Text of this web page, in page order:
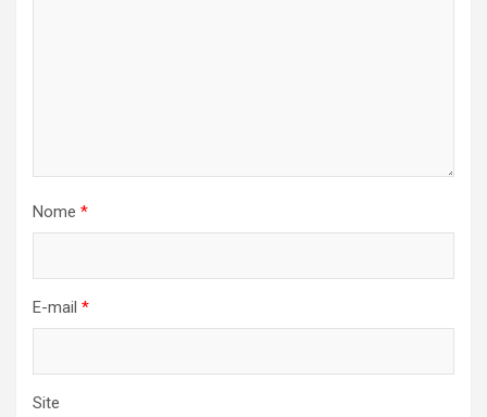
Nome *
E-mail *
Site